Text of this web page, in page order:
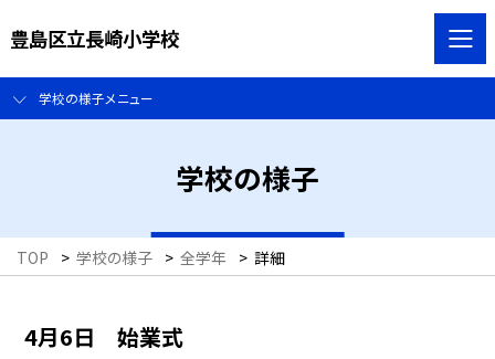
豊島区立長崎小学校
学校の様子メニュー
学校の様子
TOP > 学校の様子 > 全学年 > 詳細
4月6日 始業式